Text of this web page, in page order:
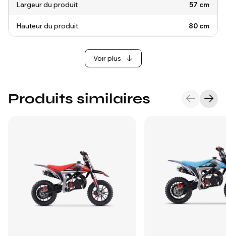
Largeur du produit 57 cm
Hauteur du produit 80 cm
Voir plus
Produits similaires